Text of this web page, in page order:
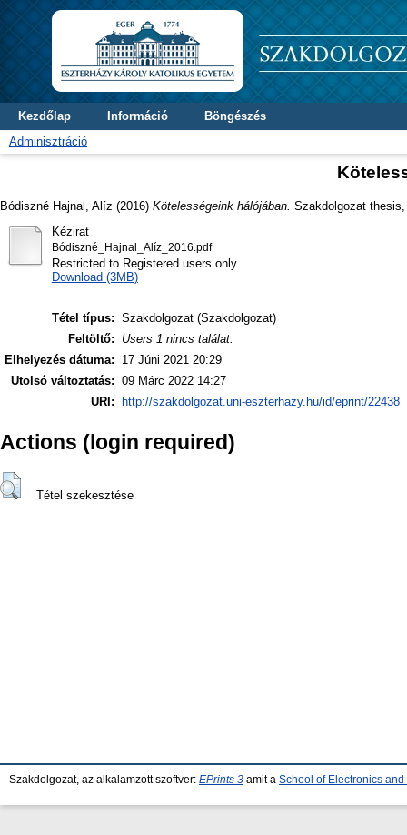
Kezdőlap Információ
Böngészés
Adminisztráció
Bódiszné Hajnal, Alíz (2016) Kötelességeink hálójában. Szakdolgozat
Kézirat
Bódiszné_Hajnal_Alíz_2016.pdf
Restricted to Registered users only
Download (3MB)
Tétel típus: Szakdolgozat (Szakdolgozat)
Feltöltő:
Users 1 nincs találat.
Elhelyezés dátuma:
17 Júni 2021 20:29
Utolsó változtatás: 09 Márc 2022 14:27
URI:
http://szakdolgozat.uni-eszterhazy.hu/id/eprint/22438
Actions (login required)
Tétel szekesztése
Szakdolgozat, az alkalamzott szoftver: EPrints 3 amit a School of Electronics